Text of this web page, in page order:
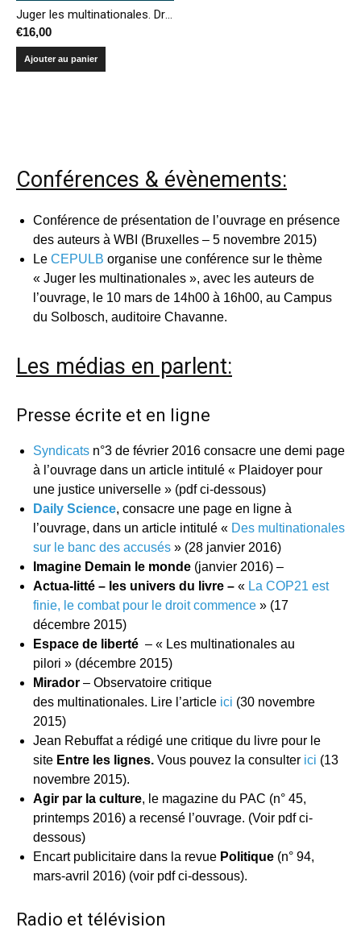
Juger les multinationales. Droits humains bafoués, ressources naturelles pillées, impunité organisée.
€16,00
Ajouter au panier
Conférences & évènements:
Conférence de présentation de l’ouvrage en présence
des auteurs à WBI (Bruxelles – 5 novembre 2015)
Le CEPULB organise une conférence sur le thème
« Juger les multinationales », avec les auteurs de
l’ouvrage, le 10 mars de 14h00 à 16h00, au Campus
du Solbosch, auditoire Chavanne.
Les médias en parlent:
Presse écrite et en ligne
Syndicats n°3 de février 2016 consacre une demi page
à l’ouvrage dans un article intitulé « Plaidoyer pour
une justice universelle » (pdf ci-dessous)
Daily Science, consacre une page en ligne à
l’ouvrage, dans un article intitulé « Des multinationales
sur le banc des accusés » (28 janvier 2016)
Imagine Demain le monde (janvier 2016) –
Actua-litté – les univers du livre – « La COP21 est
finie, le combat pour le droit commence » (17
décembre 2015)
Espace de liberté – « Les multinationales au
pilori » (décembre 2015)
Mirador – Observatoire critique
des multinationales. Lire l’article ici (30 novembre
2015)
Jean Rebuffat a rédigé une critique du livre pour le
site Entre les lignes. Vous pouvez la consulter ici (13
novembre 2015).
Agir par la culture, le magazine du PAC (n° 45,
printemps 2016) a recensé l’ouvrage. (Voir pdf ci-
dessous)
Encart publicitaire dans la revue Politique (n° 94,
mars-avril 2016) (voir pdf ci-dessous).
Radio et télévision